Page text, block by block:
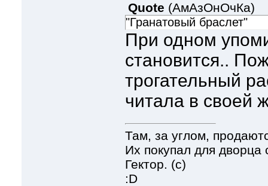
Quote (АмАзОнОчКа)
"Гранатовый браслет"
При одном
становится..
трогательный
читала в своей
Там, за углом,
Их покупал для
Гектор. (с)
:D